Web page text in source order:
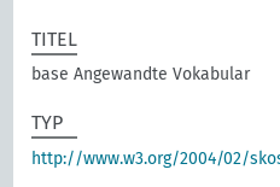
TITEL
base Angewandte Vokabular
TYP
http://www.w3.org/2004/02/